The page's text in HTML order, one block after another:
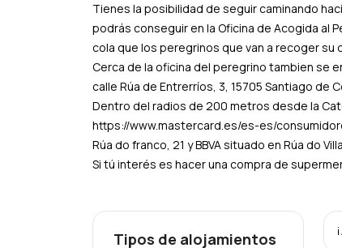
Tienes la posibilidad de seguir caminando
podrás conseguir en la Oficina de Acogida al
cola que los peregrinos que van a recoger su
Cerca de la oficina del peregrino tambien se
calle Rúa de Entrerríos, 3, 15705 Santiago de
Dentro del radios de 200 metros desde la
https://www.mastercard.es/es-es/
Rúa do franco, 21 y BBVA situado en Rúa do
Si tú interés es hacer una compra de
Tipos de alojamientos